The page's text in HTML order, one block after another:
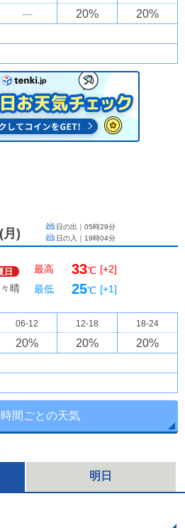
--- 20% 20%
(月 ) 日の出｜ 05時29分
日の入｜ 19時04分
日
晴
最高 33℃ [+2]
最低
25℃ [+1]
06-12 12-18 18-24
20% 20% 20%
間ごとの天気
明日